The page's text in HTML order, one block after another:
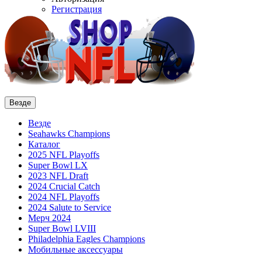
Регистрация
Везде
Везде
Seahawks Champions
Каталог
2025 NFL Playoffs
Super Bowl LX
2023 NFL Draft
2024 Crucial Catch
2024 NFL Playoffs
2024 Salute to Service
Мерч 2024
Super Bowl LVIII
Philadelphia Eagles Champions
Мобильные аксессуары